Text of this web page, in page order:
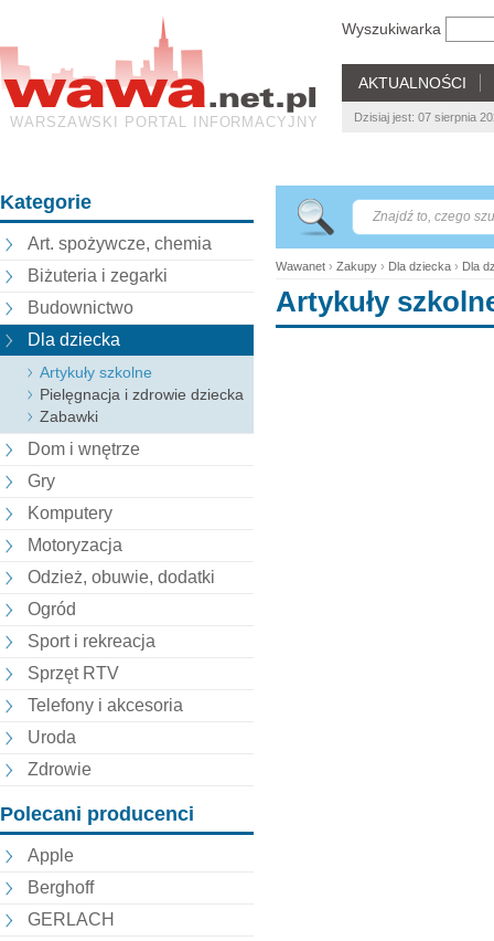
WARSZAWSKI PORTAL INFORMACYJNY
Wyszukiwarka
AKTUALNOŚCI
Dzisiaj jest: 07 sierpnia
Kategorie
Art. spożywcze, chemia
Biżuteria i zegarki
Budownictwo
Dla dziecka
Artykuły szkolne
Pielęgnacja i zdrowie dziecka
Zabawki
Dom i wnętrze
Gry
Komputery
Motoryzacja
Odzież, obuwie, dodatki
Ogród
Sport i rekreacja
Sprzęt RTV
Telefony i akcesoria
Uroda
Zdrowie
Polecani producenci
Apple
Berghoff
GERLACH
Wawanet › Zakupy › Dla dziecka › Dla
Artykuły